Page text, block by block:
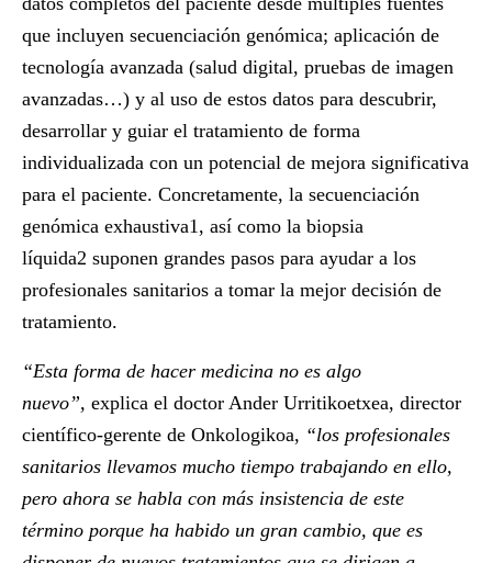
que incluyen secuenciación genómica; aplicación de
tecnología avanzada (salud digital, pruebas de imagen
avanzadas…) y al uso de estos datos para descubrir,
desarrollar y guiar el tratamiento de forma
individualizada con un potencial de mejora significativa
para el paciente. Concretamente, la secuenciación
genómica exhaustiva1, así como la biopsia
líquida2 suponen grandes pasos para ayudar a los
profesionales sanitarios a tomar la mejor decisión de
tratamiento.
“Esta forma de hacer medicina no es algo
nuevo”, explica el doctor Ander Urritikoetxea, director
científico-gerente de Onkologikoa, “los profesionales
sanitarios llevamos mucho tiempo trabajando en ello,
pero ahora se habla con más insistencia de este
término porque ha habido un gran cambio, que es